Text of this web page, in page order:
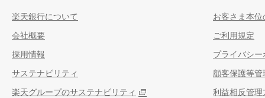
楽天銀行について
会社概要
採用情報
サステナビリティ
楽天グループのサステナビリティ
お客さま本
ご利用規定
プライバシー
顧客保護等管
利益相反管理